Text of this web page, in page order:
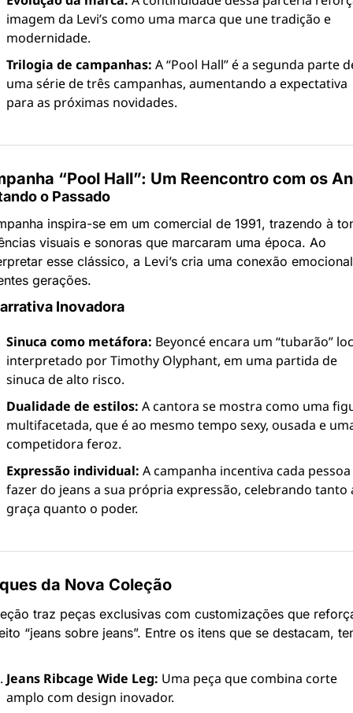
imagem da Levi’s como uma marca que une tradição e
modernidade.
Trilogia de campanhas: A “Pool Hall” é a segunda parte
uma série de três campanhas, aumentando a expectativa
para as próximas novidades.
“Pool Hall”: Um Reencontro com os
o Passado
inspira-se em um comercial de 1991, trazendo à
visuais e sonoras que marcaram uma época. Ao
esse clássico, a Levi’s cria uma conexão
gerações.
Inovadora
Sinuca como metáfora: Beyoncé encara um “tubarão”
interpretado por Timothy Olyphant, em uma partida de
sinuca de alto risco.
Dualidade de estilos: A cantora se mostra como uma
multifacetada, que é ao mesmo tempo sexy, ousada e
competidora feroz.
Expressão individual: A campanha incentiva cada pessoa
fazer do jeans a sua própria expressão, celebrando tanto
graça quanto o poder.
da Nova Coleção
traz peças exclusivas com customizações que
“jeans sobre jeans”. Entre os itens que se destacam,
Jeans Ribcage Wide Leg: Uma peça que combina corte
amplo com design inovador.